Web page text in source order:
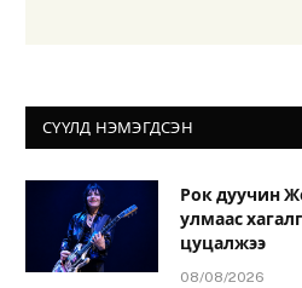
СҮҮЛД НЭМЭГДСЭН
Рок дуучин
улмаас
цуцалжээ
08/08/2026